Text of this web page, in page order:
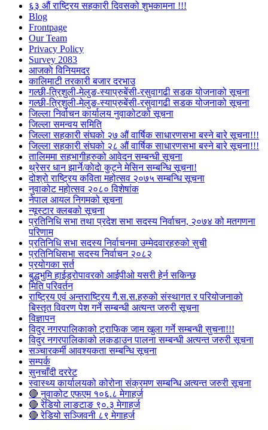
६३ औं राष्ट्रिय सहकारी दिवसको शुभकामना !!!
Blog
Frontpage
Our Team
Privacy Policy
Survey 2083
आजकाे विनियमदर
कालिमाटी तरकारी बजार दरभाउ
गल्छी-त्रिशुली-मेलुङ-स्याप्रुबेंसी-रसुवागढी सडक योजनाको सूचना
गल्छी-त्रिशुली-मेलुङ-स्याप्रुबेंसी-रसुवागढी सडक योजनाको सूचना
जिल्ला निर्वाचन कार्यालय नुवाकोटको सूचना
जिल्ला समन्वय समिति
जिल्ला सहकारी संघको २७ औं वार्षिक साधारणसभा बस्ने बारे सूचना!!!
जिल्ला सहकारी संघको २८ औं वार्षिक साधारणसभा बस्ने बारे सूचना!!!
तालिममा सहभागीहरुको आवेदन सम्बन्धी सूचना
थ्रेसर धान झार्ने/काेदाे कुट्ने मेसिन सम्बन्धि सूचना!
दोश्रो राष्ट्रिय कविता महोत्सव २०७५ सम्बन्धि सूचना
नुवाकोट महोत्सव २०८० विशेषांक
नेपाल आयल निगमको सूचना
न्यूस्टार क्लबको सूचना
प्रतिनिधि सभा तथा प्रदेश सभा सदस्य निर्वाचन, २०७४ को मतगणना
परिणाम
प्रतिनिधि सभा सदस्य निर्वाचनमा उम्मेदवारहरुको सुची
प्रतिनिधिसभा सदस्य निर्वाचन २०८२
प्रयोगका सर्त
बुद्धभुमि हाईड्रोपावरको आईपीओ यसरी हेर्न सकिन्छ
मिति परिवर्तन
राष्ट्रिय एवं अन्तराष्ट्रिय गै.स.स.हरुको संस्थागत र परियोजनाको
बिस्तृत विवरण पेश गर्ने सम्बन्धी अत्यन्त जरुरी सूचना
विज्ञापन
विदुर नगरपालिकाको ट्राफिक जाम खुला गर्ने सम्बन्धी सुचना!!!
विदुर नगरपालिकाको लकडाउन पालना सम्बन्धी अत्यन्त जरुरी सूचना
सञ्चारकर्मी आवश्यकता सम्बन्धि सूचना
सम्पर्क
सुनचाँदी दररेट
स्वास्थ्य कार्यालयको कोरोना संक्रमण सम्बन्धि अत्यन्त जरुरी सूचना
🔴 नुवाकोट एफएम १०६.८ मेगाहर्ज
🔴 रेडियो लाङटाङ ९०.३ मेगाहर्ज
🔴 रेडियो सञ्जिवनी ८९ मेगाहर्ज